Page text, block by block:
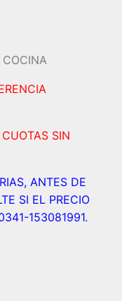
SIN
ANTES DE
SI EL PRECIO
153081991.